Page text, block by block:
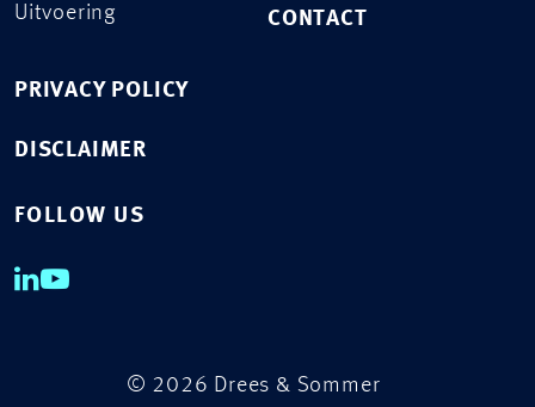
Uitvoering CONTACT
PRIVACY POLICY
DISCLAIMER
FOLLOW US
© 2026 Drees & Sommer